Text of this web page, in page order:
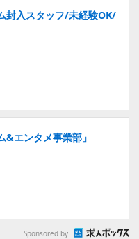
封入スタッフ/未経験OK/
エンタメ事業部」
Sponsored by